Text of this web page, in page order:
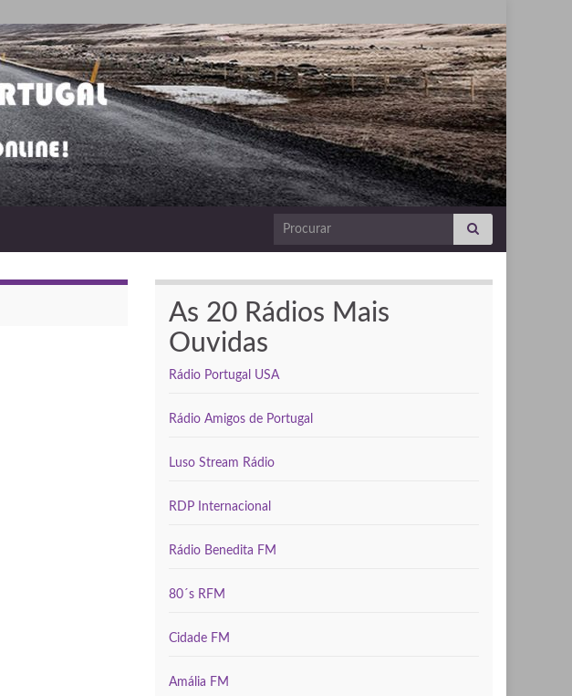
Search for:
As 20 Rádios Mais
Ouvidas
Rádio Portugal USA
Rádio Amigos de Portugal
Luso Stream Rádio
RDP Internacional
Rádio Benedita FM
80´s RFM
Cidade FM
Amália FM